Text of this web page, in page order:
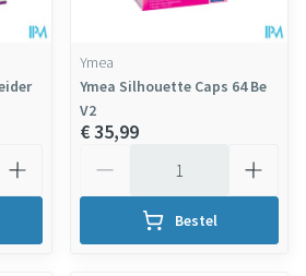
Ymea
Ymea Silhouette Caps 64 Be
V2
€ 35,99
Bestel